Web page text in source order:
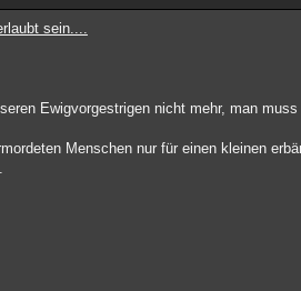
sein....
Ewigvorgestrigen nicht mehr, man
Menschen nur für einen kleinen